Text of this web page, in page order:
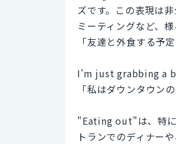
ズです。この表現は
ミーティングなど、
「友達と外食する予
I'm just grabbing a
「私はダウンタウン
"Eating out"は、特に
トランでのディナー